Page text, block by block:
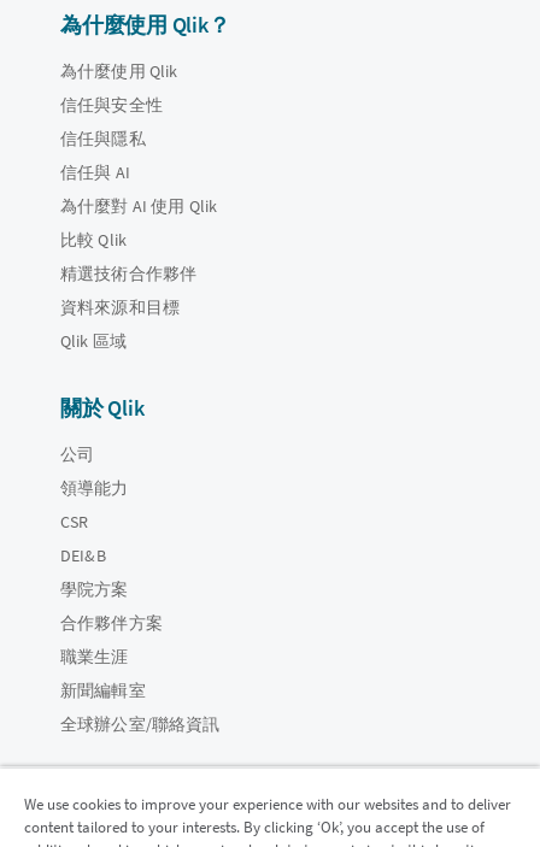
為什麼使用 Qlik？
為什麼使用 Qlik
信任與安全性
信任與隱私
信任與 AI
為什麼對 AI 使用 Qlik
比較 Qlik
精選技術合作夥伴
資料來源和目標
Qlik 區域
關於 Qlik
公司
領導能力
CSR
DEI&B
學院方案
合作夥伴方案
職業生涯
新聞編輯室
全球辦公室/聯絡資訊
We use cookies to improve your experience with our websites and to deliver
content tailored to your interests. By clicking ‘Ok’, you accept the use of